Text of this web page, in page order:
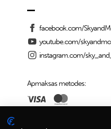
facebook.com/
youtube.com/
instagram.com/
Apmaksas metodes: